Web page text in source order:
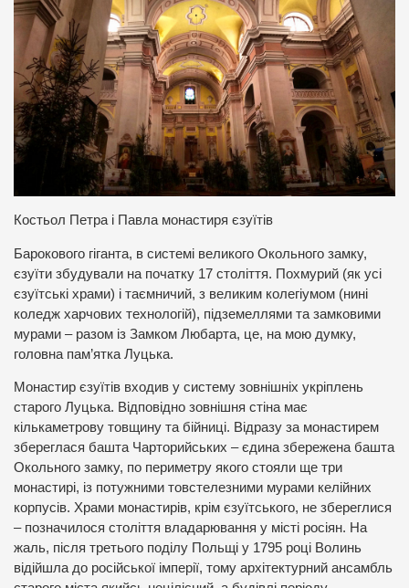
Костьол Петра і Павла монастиря єзуїтів
Барокового гіганта, в системі великого Окольного замку,
єзуїти збудували на початку 17 століття. Похмурий (як усі
єзуїтські храми) і таємничий, з великим колегіумом (нині
коледж харчових технологій), підземеллями та замковими
мурами – разом із Замком Любарта, це, на мою думку,
головна пам’ятка Луцька.
Монастир єзуїтів входив у систему зовнішніх укріплень
старого Луцька. Відповідно зовнішня стіна має
кількаметрову товщину та бійниці. Відразу за монастирем
збереглася башта Чарторийських – єдина збережена башта
Окольного замку, по периметру якого стояли ще три
монастирі, із потужними товстелезними мурами келійних
корпусів. Храми монастирів, крім єзуїтського, не збереглися
– позначилося століття владарювання у місті росіян. На
жаль, після третього поділу Польщі у 1795 році Волинь
відійшла до російської імперії, тому архітектурний ансамбль